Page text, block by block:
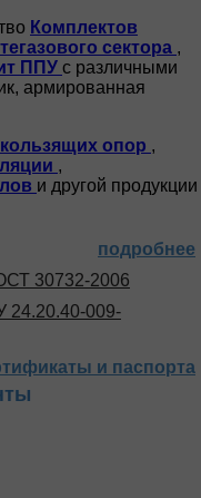
Комплектов
сектора ,
ППУ с различными
армированная
опор ,
,
и другой продукции
подробнее
30732-2006
24.20.40-009-
и паспорта